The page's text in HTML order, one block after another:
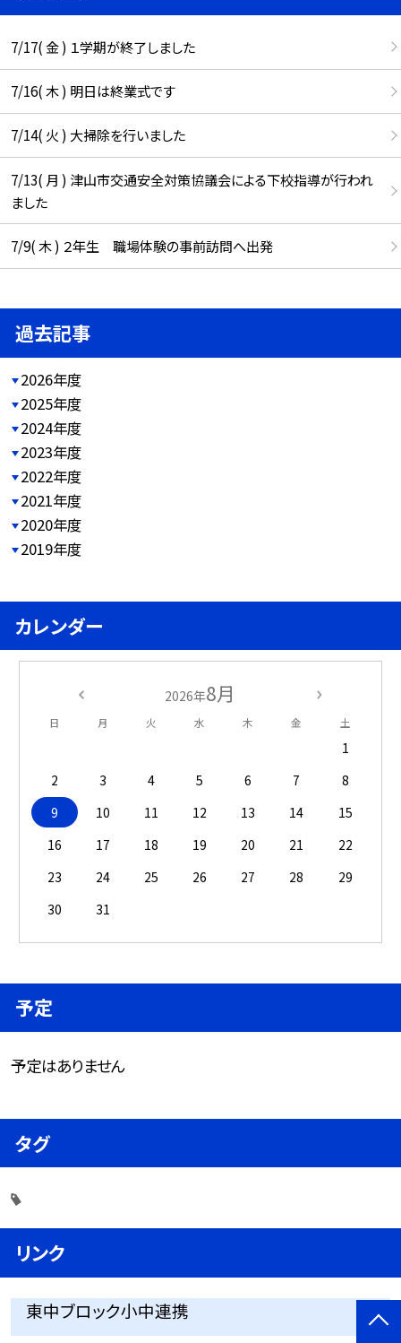
7/17( 金 ) １学期が終了しました
7/16( 木 ) 明日は終業式です
7/14( 火 ) 大掃除を行いました
7/13( 月 ) 津山市交通安全対策協議会による下校指導が行われ
ました
7/9( 木 ) ２年生 職場体験の事前訪問へ出発
過去記事
2026年度
2025年度
2024年度
2023年度
2022年度
2021年度
2020年度
2019年度
カレンダー
2026年8月
日 月 火 水 木 金 土
1
2
3 4 5 6 7
8
9
10 11 12 13 14
15
16
17 18 19 20 21
22
23
24 25 26 27 28
29
30
31
予定
予定はありません
タグ
リンク
東中ブロック小中連携